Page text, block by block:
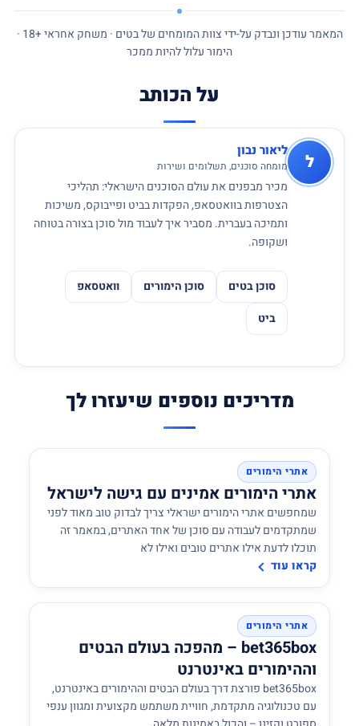
המאמר עודכן ונבדק על-ידיצוות המומחים של בטים · משחק אחראי18+
‏ ·
הימור עלול להיות ממכר
על הכותב
ל ליאור נבון
מומחה סוכנים, תשלומים ושירות
מכיר מבפנים את עולם הסוכנים הישראלי: תהליכי
הצטרפות בוואטסאפ, הפקדות בביט ופייבוקס, משיכות
ותמיכה בעברית. מסביר איך לעבוד מול סוכן בצורה בטוחה
ושקופה.
סוכן בטים סוכן הימורים
וואטסאפ
ביט
מדריכים נוספים שיעזרו לך
אתרי הימורים
אתרי הימורים אמינים עם גישה לישראל
שמחפשים אתרי הימורים ישראלי צריך לבדוק טוב מאוד לפני
שמתקדמים לעבודה עם סוכן של אחד האתרים, במאמר זה
תוכלו לדעת אילו אתרים טובים ואילו לא
קראו עוד
אתרי הימורים
bet365box – מהפכה בעולם הבטים
וההימורים באינטרנט
bet365box פורצת דרך בעולם הבטים וההימורים באינטרנט,
עם טכנולוגיה מתקדמת, חוויית משתמש מקצועית ומגוון ענפי